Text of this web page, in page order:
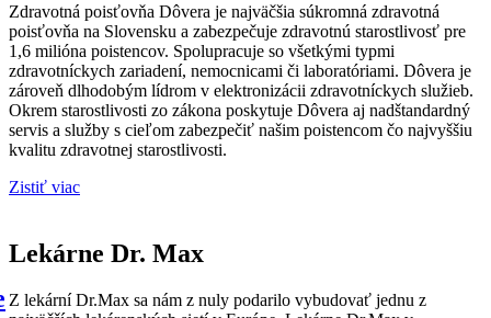
Zdravotná poisťovňa Dôvera je najväčšia súkromná zdravotná
poisťovňa na Slovensku a zabezpečuje zdravotnú starostlivosť pre
1,6 milióna poistencov. Spolupracuje so všetkými typmi
zdravotníckych zariadení, nemocnicami či laboratóriami. Dôvera je
zároveň dlhodobým lídrom v elektronizácii zdravotníckych služieb.
Okrem starostlivosti zo zákona poskytuje Dôvera aj nadštandardný
servis a služby s cieľom zabezpečiť našim poistencom čo najvyššiu
kvalitu zdravotnej starostlivosti.
Zistiť viac
Lekárne Dr. Max
Z lekární Dr.Max sa nám z nuly podarilo vybudovať jednu z